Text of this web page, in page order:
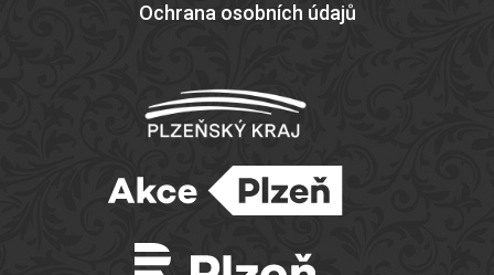
Ochrana osobních údajů